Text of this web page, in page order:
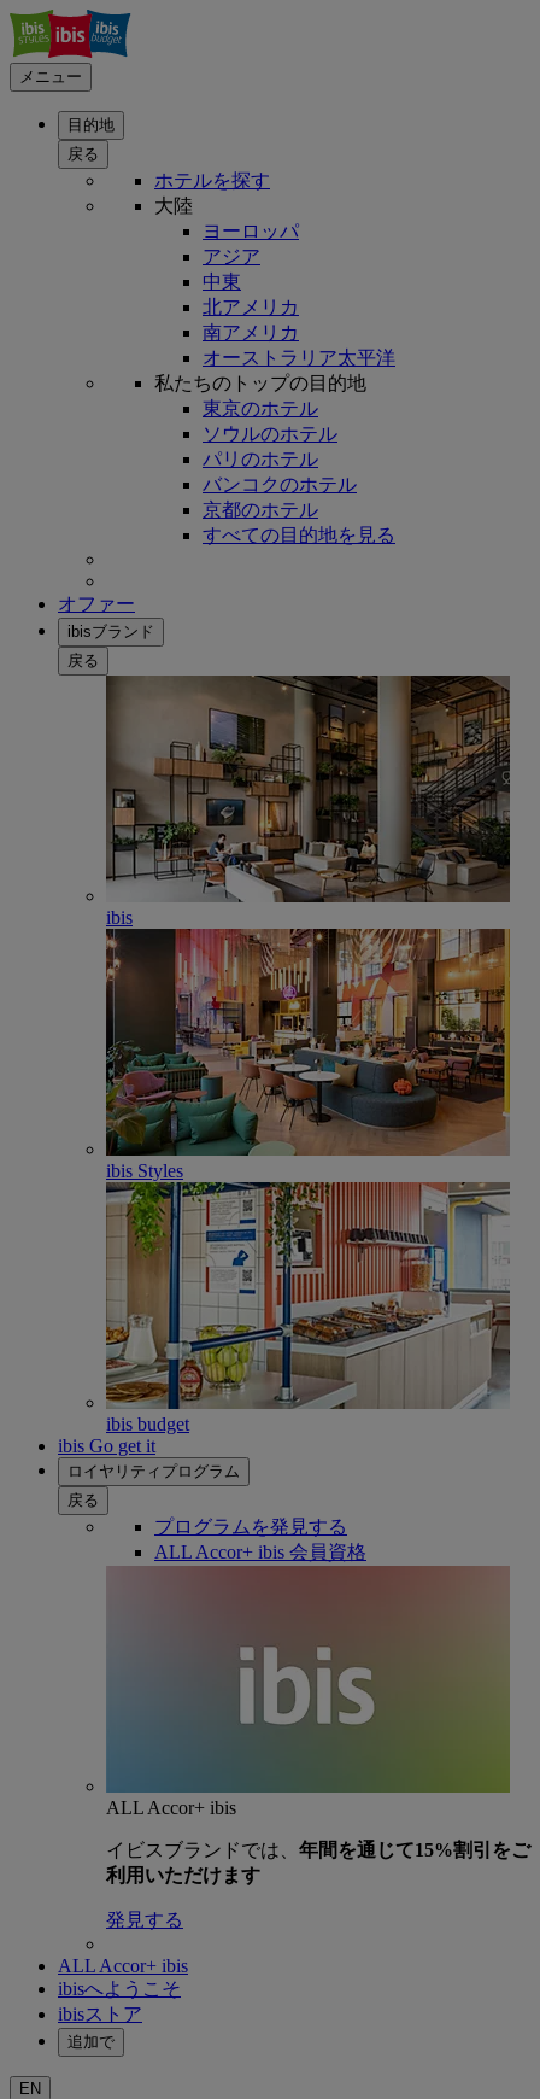
メニュー
目的地
戻る
ホテルを探す
大陸
ヨーロッパ
アジア
中東
北アメリカ
南アメリカ
オーストラリア太平洋
私たちのトップの目的地
東京のホテル
ソウルのホテル
パリのホテル
バンコクのホテル
京都のホテル
すべての目的地を見る
オファー
ibisブランド
戻る
ibis
ibis Styles
ibis budget
ibis Go get it
ロイヤリティプログラム
戻る
プログラムを発見する
ALL Accor+ ibis 会員資格
ALL Accor+ ibis
イビスブランドでは、 年間を通じて15%割引をご
利用いただけます
発見する
ALL Accor+ ibis
ibisへようこそ
ibisストア
追加で
EN